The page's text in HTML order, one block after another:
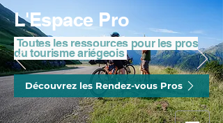
L'Espace Pro
Toutes les ressources pour les pros
du tourisme ariégeois
Découvrez les Rendez-vous Pros